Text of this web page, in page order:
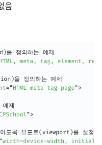
음
HTML, meta, tag, element,
= "HTML meta tag page">
">
"width=device-width, initial-